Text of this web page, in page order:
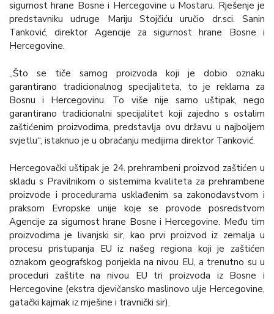
sigurnost hrane Bosne i Hercegovine u Mostaru. Rješenje je
predstavniku udruge Mariju Stojčiću uručio dr.sci. Sanin
Tanković, direktor Agencije za sigurnost hrane Bosne i
Hercegovine.
„Što se tiče samog proizvoda koji je dobio oznaku
garantirano tradicionalnog specijaliteta, to je reklama za
Bosnu i Hercegovinu. To više nije samo uštipak, nego
garantirano tradicionalni specijalitet koji zajedno s ostalim
zaštićenim proizvodima, predstavlja ovu državu u najboljem
svjetlu“, istaknuo je u obraćanju medijima direktor Tanković.
Hercegovački uštipak je 24. prehrambeni proizvod zaštićen u
skladu s Pravilnikom o sistemima kvaliteta za prehrambene
proizvode i procedurama usklađenim sa zakonodavstvom i
praksom Evropske unije koje se provode posredstvom
Agencije za sigurnost hrane Bosne i Hercegovine. Među tim
proizvodima je livanjski sir, kao prvi proizvod iz zemalja u
procesu pristupanja EU iz našeg regiona koji je zaštićen
oznakom geografskog porijekla na nivou EU, a trenutno su u
proceduri zaštite na nivou EU tri proizvoda iz Bosne i
Hercegovine (ekstra djevičansko maslinovo ulje Hercegovine,
gatački kajmak iz mješine i travnički sir).